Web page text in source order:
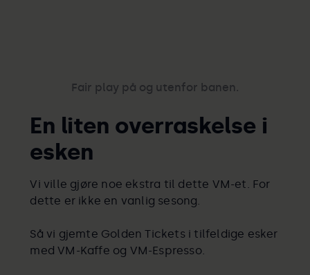
Fair play på og utenfor banen.
En liten overraskelse i
esken
Vi ville gjøre noe ekstra til dette VM-et. For
dette er ikke en vanlig sesong.
Så vi gjemte Golden Tickets i tilfeldige esker
med VM-Kaffe og VM-Espresso.